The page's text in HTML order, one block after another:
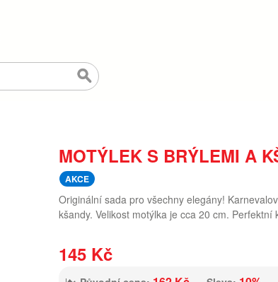
MOTÝLEK S BRÝLEMI A
AKCE
Originální sada pro všechny elegány!
kšandy. Velikost motýlka je cca 20 cm. Perfektní
145 Kč